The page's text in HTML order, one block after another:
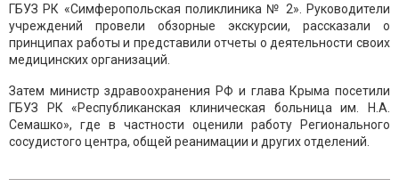
ГБУЗ РК «Симферопольская поликлиника № 2». Руководители
учреждений провели обзорные экскурсии, рассказали о
принципах работы и представили отчеты о деятельности своих
медицинских организаций.
Затем министр здравоохранения РФ и глава Крыма посетили
ГБУЗ РК «Республиканская клиническая больница им. Н.А.
Семашко», где в частности оценили работу Регионального
сосудистого центра, общей реанимации и других отделений.